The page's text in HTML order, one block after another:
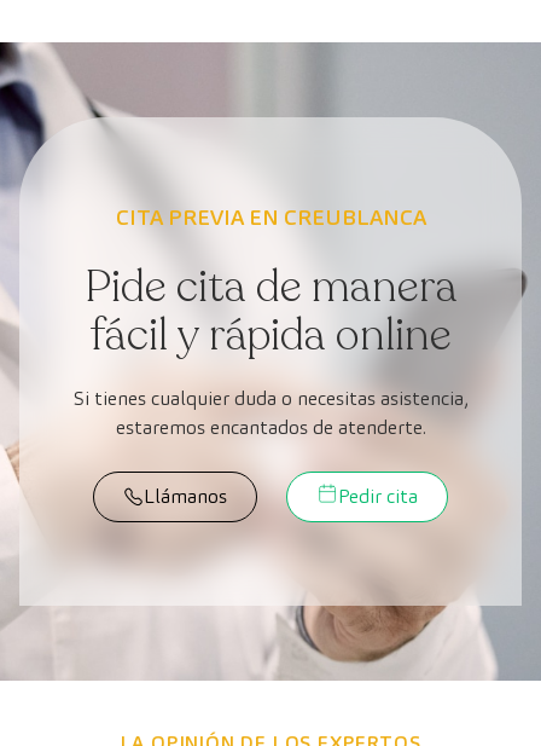
CITA PREVIA EN CREUBLANCA
Pide cita de manera
fácil y rápida online
Si tienes cualquier duda o necesitas asistencia,
estaremos encantados de atenderte.
Llámanos Pedir cita